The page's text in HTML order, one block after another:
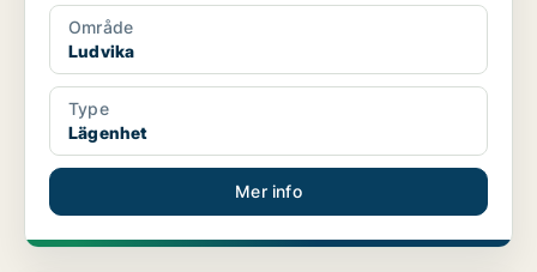
Område
Ludvika
Type
Lägenhet
Mer info